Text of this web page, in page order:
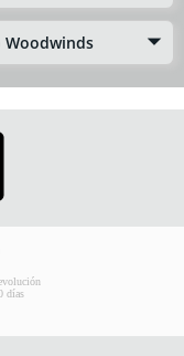
Woodwinds
días